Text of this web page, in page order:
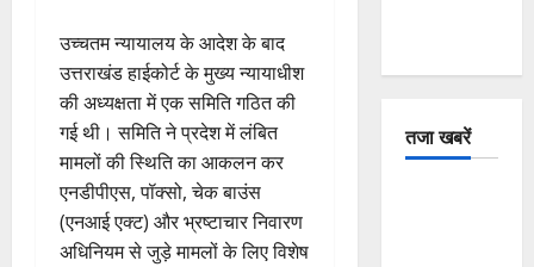
उच्चतम न्यायालय के आदेश के बाद
उत्तराखंड हाईकोर्ट के मुख्य न्यायाधीश
की अध्यक्षता में एक समिति गठित की
गई थी। समिति ने प्रदेश में लंबित
मामलों की स्थिति का आकलन कर
एनडीपीएस, पॉक्सो, चेक बाउंस
(एनआई एक्ट) और भ्रष्टाचार निवारण
अधिनियम से जुड़े मामलों के लिए विशेष
तजा खबरें